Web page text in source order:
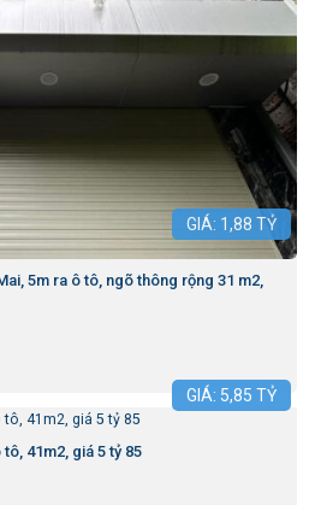
GIÁ: 1,88 TỶ
5m ra ô tô, ngõ thông rộng 31 m2,
GIÁ: 5,85 TỶ
41m2, giá 5 tỷ 85